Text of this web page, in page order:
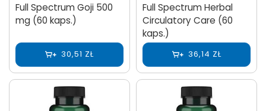
Full Spectrum Goji 500
mg (60 kaps.)
30,51 ZŁ
Full Spectrum Herbal
Circulatory Care (60
kaps.)
36,14 ZŁ